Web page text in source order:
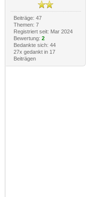
Beiträge: 47
Themen: 7
Registriert seit: Mar 2024
Bewertung: 2
Bedankte sich: 44
27x gedankt in 17
Beiträgen